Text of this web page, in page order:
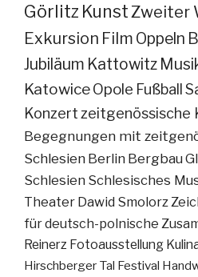
Görlitz KunstZweiter
Exkursion Film Oppeln
Jubiläum Kattowitz
KatowiceOpole Fußball
Konzertzeitgenössische
Begegnungen mit
Schlesien Berlin Bergbau
Schlesien Schlesisches
Theater Dawid Smolorz
für deutsch-polnische
Reinerz Fotoausstellung
Hirschberger Tal Festival